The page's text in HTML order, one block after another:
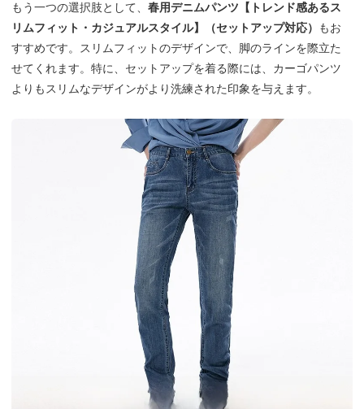
もう一つの選択肢として、春用デニムパンツ【トレンド感あるス
リムフィット・カジュアルスタイル】（セットアップ対応）
もお
すすめです。スリムフィットのデザインで、脚のラインを際立た
せてくれます。特に、セットアップを着る際には、カーゴパンツ
よりもスリムなデザインがより洗練された印象を与えます。